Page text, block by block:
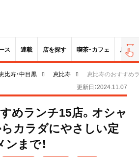
ス 連載 店を探す 喫茶・カフェ 居酒屋
比寿・中目黒 恵比寿
恵比寿のおすすめ
更新日：2024.11.07
めランチ15店。オシャ
カラダにやさしい定
まで！